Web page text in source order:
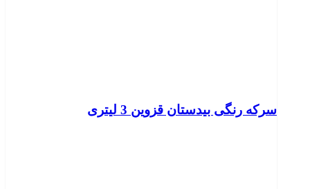
سرکه رنگی بیدستان قزوین 3 لیتری